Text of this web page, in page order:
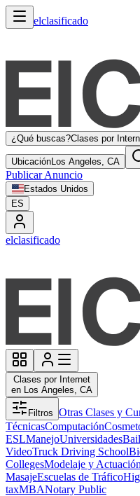
elclasificado
¿Qué buscas?Clases por
UbicaciónLos Angeles, CA
Publicar Anuncio
Estados Unidos
ES
elclasificado
Clases por Internet
en Los Angeles, CA
Filtros Otras Clases y
TécnicasComputación
ESLManejoUniversidades
VideoTruck Driving School
CollegesModelaje y Actuación
MasajeEscuelas de Tráfico
taxMBANotary Public